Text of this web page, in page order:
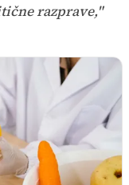
razprave,"